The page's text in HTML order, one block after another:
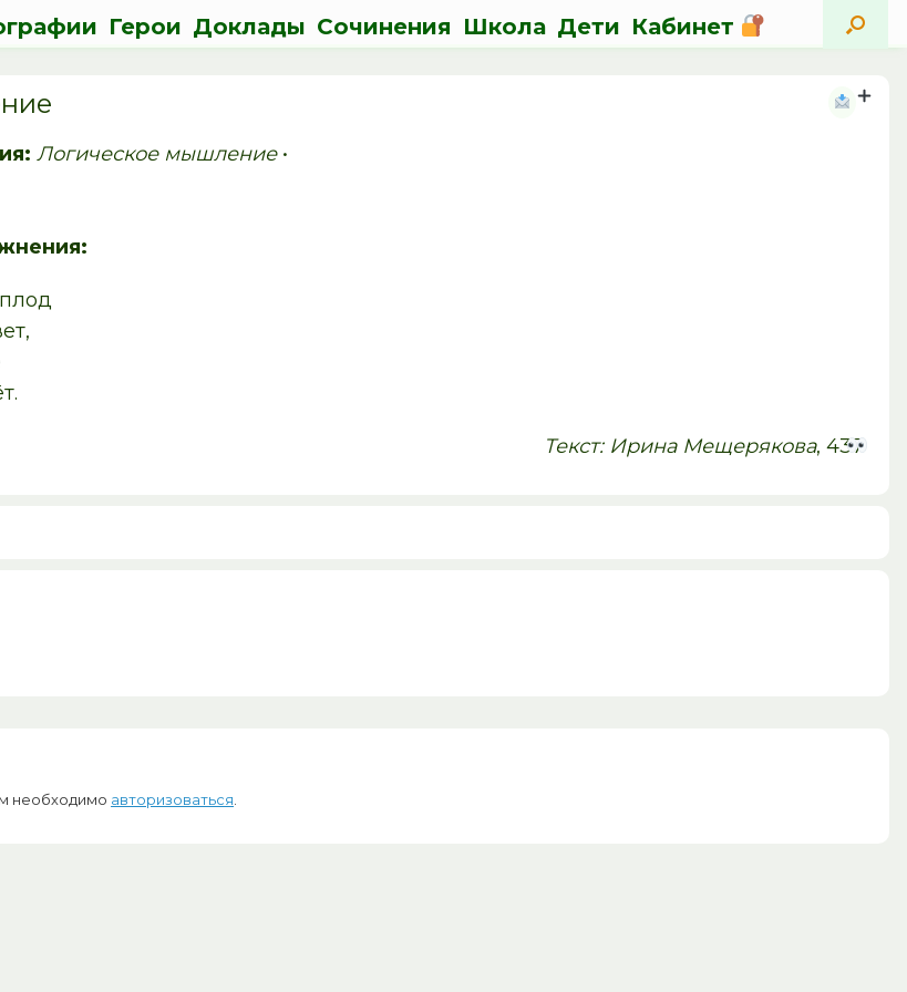
Герои Доклады Сочинения Школа Дети Кабинет
Логическое мышление•
Текст: Ирина Мещерякова, 437
необходимо авторизоваться